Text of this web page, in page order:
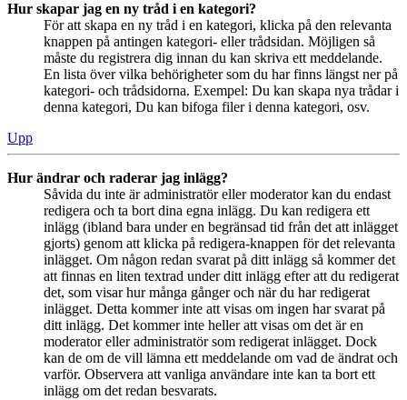
Hur skapar jag en ny tråd i en kategori?
För att skapa en ny tråd i en kategori, klicka på den relevanta
knappen på antingen kategori- eller trådsidan. Möjligen så
måste du registrera dig innan du kan skriva ett meddelande.
En lista över vilka behörigheter som du har finns längst ner på
kategori- och trådsidorna. Exempel: Du kan skapa nya trådar i
denna kategori, Du kan bifoga filer i denna kategori, osv.
Upp
Hur ändrar och raderar jag inlägg?
Såvida du inte är administratör eller moderator kan du endast
redigera och ta bort dina egna inlägg. Du kan redigera ett
inlägg (ibland bara under en begränsad tid från det att inlägget
gjorts) genom att klicka på redigera-knappen för det relevanta
inlägget. Om någon redan svarat på ditt inlägg så kommer det
att finnas en liten textrad under ditt inlägg efter att du redigerat
det, som visar hur många gånger och när du har redigerat
inlägget. Detta kommer inte att visas om ingen har svarat på
ditt inlägg. Det kommer inte heller att visas om det är en
moderator eller administratör som redigerat inlägget. Dock
kan de om de vill lämna ett meddelande om vad de ändrat och
varför. Observera att vanliga användare inte kan ta bort ett
inlägg om det redan besvarats.